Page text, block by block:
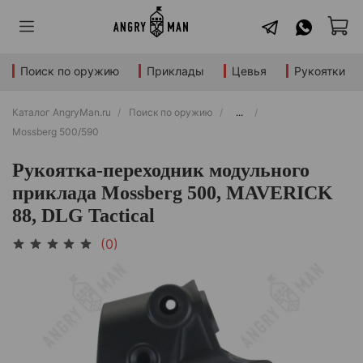
Поиск по оружию Приклады Цевья Рукоятки
Каталог AngryMan.ru Поиск по оружию
...
Mossberg 500/590
Рукоятка-переходник модульного
приклада Mossberg 500, MAVERICK
88, DLG Tactical
(0)